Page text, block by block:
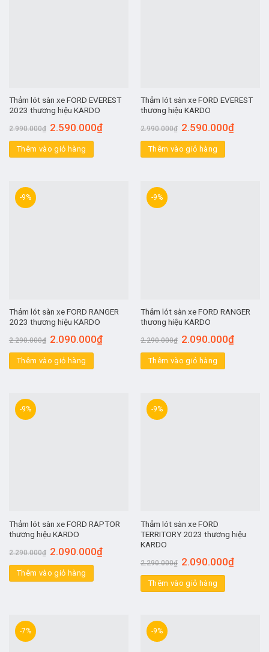
Thảm lót sàn xe FORD EVEREST
2023 thương hiệu KARDO
2.990.000₫ 2.590.000₫
Thêm vào giỏ hàng
Thảm lót sàn xe FORD EVEREST
thương hiệu KARDO
2.990.000₫ 2.590.000₫
Thêm vào giỏ hàng
-9%
Thảm lót sàn xe FORD RANGER
2023 thương hiệu KARDO
2.290.000₫ 2.090.000₫
Thêm vào giỏ hàng
-9%
Thảm lót sàn xe FORD RANGER
thương hiệu KARDO
2.290.000₫ 2.090.000₫
Thêm vào giỏ hàng
-9%
Thảm lót sàn xe FORD RAPTOR
thương hiệu KARDO
2.290.000₫ 2.090.000₫
Thêm vào giỏ hàng
-9%
Thảm lót sàn xe FORD
TERRITORY 2023 thương hiệu
KARDO
2.290.000₫ 2.090.000₫
Thêm vào giỏ hàng
-7% -9%